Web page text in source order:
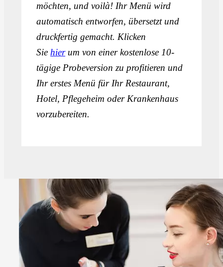
möchten, und voilà! Ihr Menü wird
automatisch entworfen, übersetzt und
druckfertig gemacht. Klicken
Siehierum von einer kostenlose 10-
tägige Probeversion zu profitieren und
Ihr erstes Menü für Ihr Restaurant,
Hotel, Pflegeheim oder Krankenhaus
vorzubereiten.